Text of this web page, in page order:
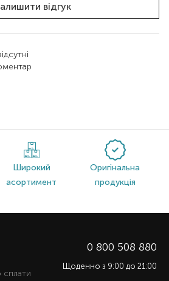
відгук
Широкий
асортимент
Оригінальна
продукція
0 800 508 880
Щоденно з 9:00 до 21:00